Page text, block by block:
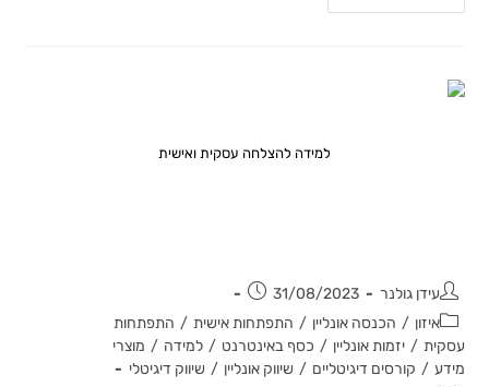
למידה להצלחה עסקית ואישית
עידן גולנר
31/08/2023
איזון / הכנסה אונליין / התפתחות אישית / התפתחות
עסקית / יזמות אונליין / כסף באינטרנט / למידה / מוצרי
מידע / קורסים דיגיטליים / שיווק אונליין / שיווק דיגיטלי